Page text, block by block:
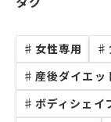
♯ 女性専用 ♯
♯ 産後ダイエッ
♯ ボディシェイ